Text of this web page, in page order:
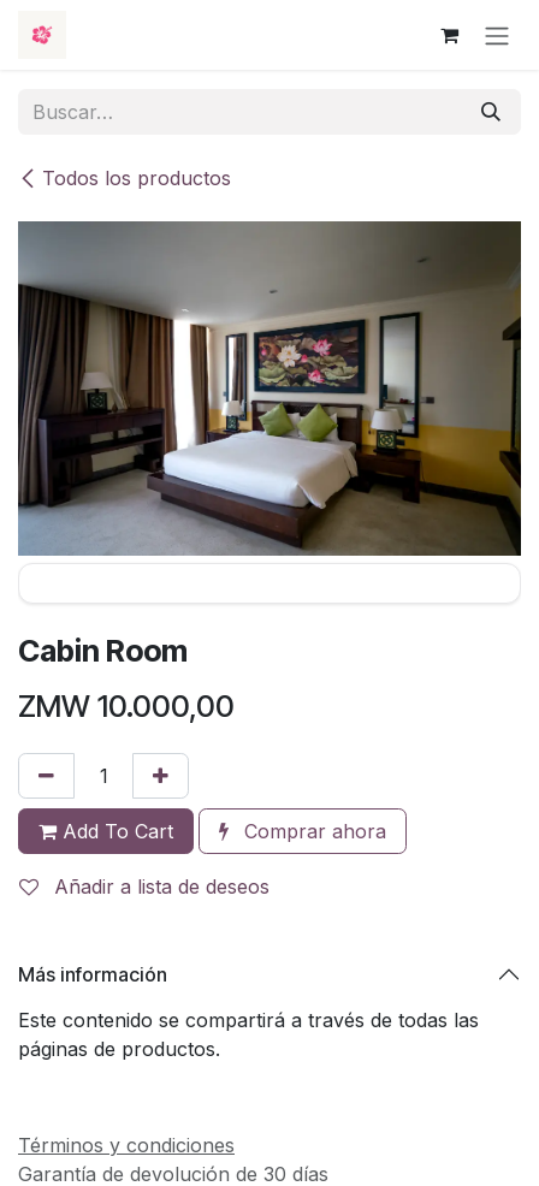
Todos los productos
Cabin Room
ZMW 10.000,00
Add To Cart Comprar ahora
Añadir a lista de deseos
Más información
Este contenido se compartirá a través de todas las
páginas de productos.
Términos y condiciones
Garantía de devolución de 30 días